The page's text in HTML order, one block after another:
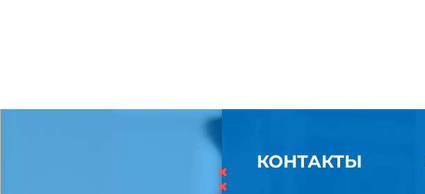
×
×
КОНТАКТЫ